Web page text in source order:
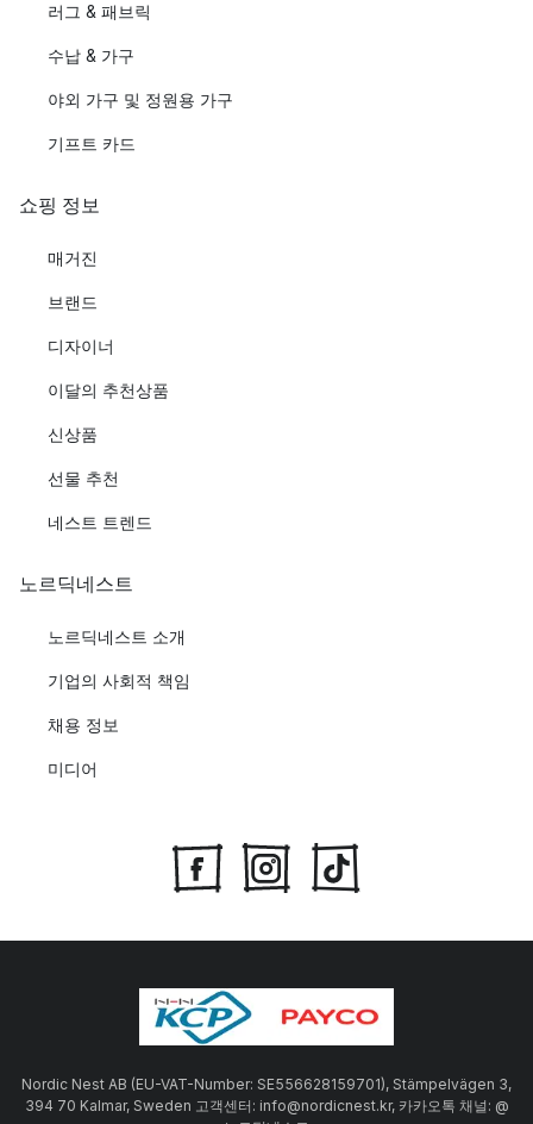
러그 & 패브릭
수납 & 가구
야외 가구 및 정원용 가구
기프트 카드
쇼핑 정보
매거진
브랜드
디자이너
이달의 추천상품
신상품
선물 추천
네스트 트렌드
노르딕네스트
노르딕네스트 소개
기업의 사회적 책임
채용 정보
미디어
Nordic Nest AB (EU-VAT-Number: SE556628159701), Stämpelvägen 3,
394 70 Kalmar, Sweden 고객센터: info@nordicnest.kr, 카카오톡 채널: @